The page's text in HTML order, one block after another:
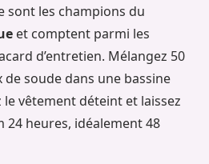
sont les champions du
et comptent parmi les
d’entretien. Mélangez 50
soude dans une bassine
le vêtement déteint et laissez
heures, idéalement 48